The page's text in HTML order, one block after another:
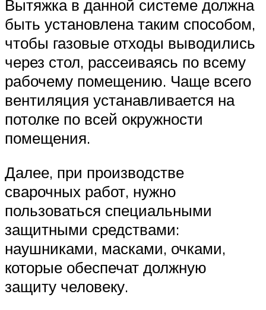
Вытяжка в данной системе должна
быть установлена таким способом,
чтобы газовые отходы выводились
через стол, рассеиваясь по всему
рабочему помещению. Чаще всего
вентиляция устанавливается на
потолке по всей окружности
помещения.
Далее, при производстве
сварочных работ, нужно
пользоваться специальными
защитными средствами:
наушниками, масками, очками,
которые обеспечат должную
защиту человеку.